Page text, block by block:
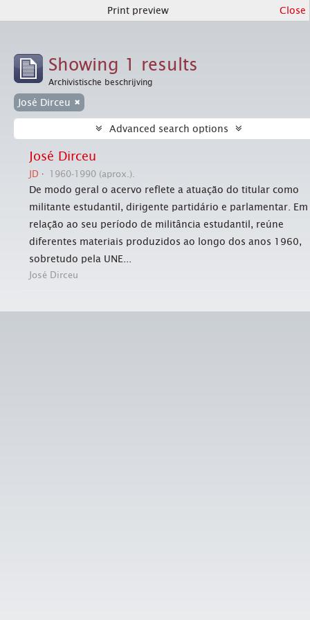
Print preview Close
Showing 1 results
Archivistische beschrijving
José Dirceu
Advanced search options
José Dirceu
JD 1960-1990 (aprox.).
De modo geral o acervo reflete a atuação do titular como
militante estudantil, dirigente partidário e parlamentar. Em
relação ao seu período de militância estudantil, reúne
diferentes materiais produzidos ao longo dos anos 1960,
sobretudo pela UNE...
José Dirceu